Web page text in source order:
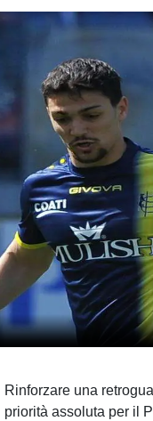
Rinforzare una
priorità assoluta per il